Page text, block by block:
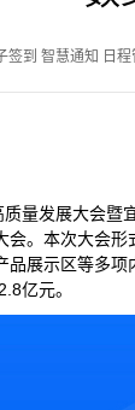
签到 智慧通知 日程
量发展大会
。本次大会
展示区等多
亿元。